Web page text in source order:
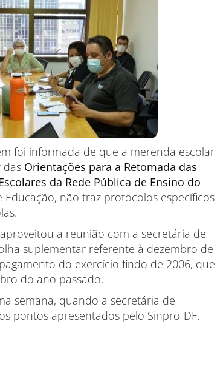
foi informada de que a merenda escolar
das Orientações para a Retomada das
da Rede Pública de Ensino do
não traz protocolos específicos
a reunião com a secretária de
suplementar referente à dezembro de
do exercício findo de 2006, que
do ano passado.
semana, quando a secretária de
pontos apresentados pelo Sinpro-DF.